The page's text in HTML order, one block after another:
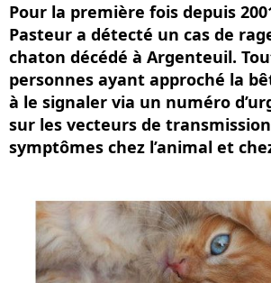
Pour la première fois depuis
Pasteur a détecté un cas de
chaton décédé à Argenteuil.
personnes ayant approché la
à le signaler via un numéro
sur les vecteurs de
symptômes chez l’animal et